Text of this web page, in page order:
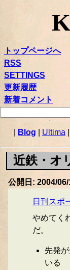
トップページへ
RSS
SETTINGS
更新履歴
新着コメント
Blog Ultima
近鉄・オ
公開日: 2004/
日刊スポ
やめてく
だ。
先発
いる